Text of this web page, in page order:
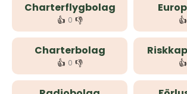
Charterflygbolag
👍 0 👎 👍
Charterbolag
👍 0 👎 👍